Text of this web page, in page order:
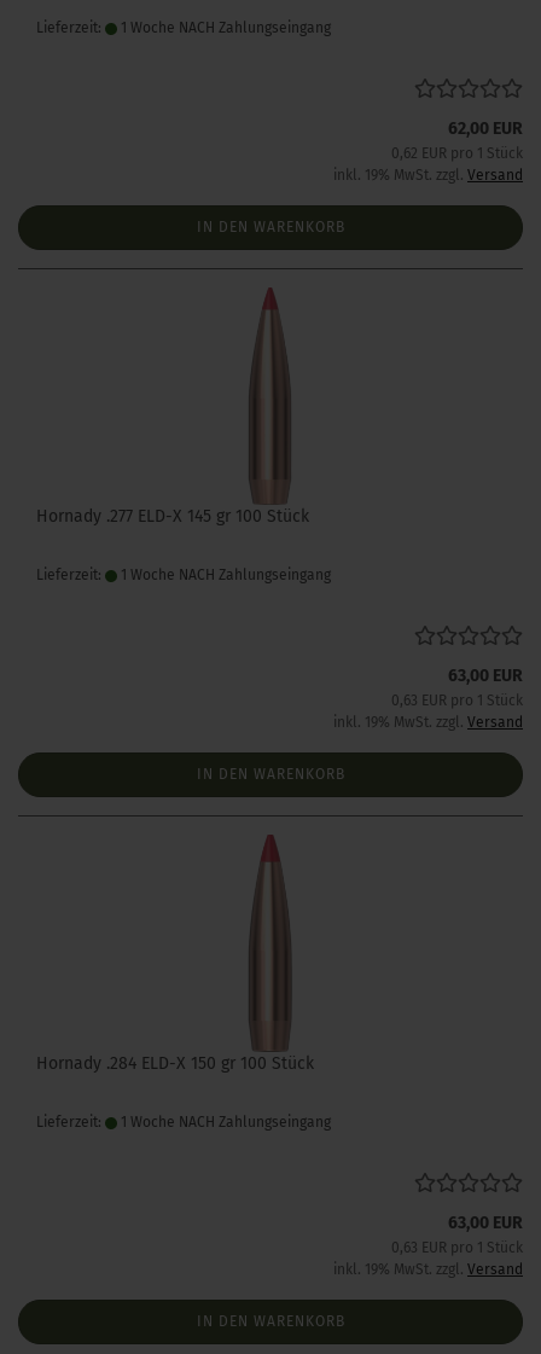
Lieferzeit: 1 Woche NACH Zahlungseingang
62,00 EUR
0,62 EUR pro 1 Stück
inkl. 19% MwSt. zzgl. Versand
IN DEN WARENKORB
Hornady .277 ELD-X 145 gr 100 Stück
Lieferzeit: 1 Woche NACH Zahlungseingang
63,00 EUR
0,63 EUR pro 1 Stück
inkl. 19% MwSt. zzgl. Versand
IN DEN WARENKORB
Hornady .284 ELD-X 150 gr 100 Stück
Lieferzeit: 1 Woche NACH Zahlungseingang
63,00 EUR
0,63 EUR pro 1 Stück
inkl. 19% MwSt. zzgl. Versand
IN DEN WARENKORB